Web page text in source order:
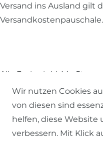
Versand ins Ausland gilt
Versandkostenpauschale.
Alle Preise inkl. MwSt.,
© 2026 SCHÖNER LEBEN.
Wir nutzen Cookies
von diesen sind
helfen, diese Website
verbessern. Mit Klick